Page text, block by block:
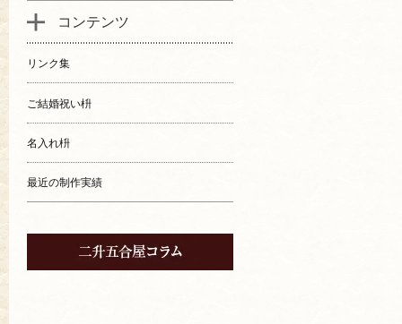
コンテンツ
リンク集
ご結婚祝い枡
名入れ枡
最近の制作実績